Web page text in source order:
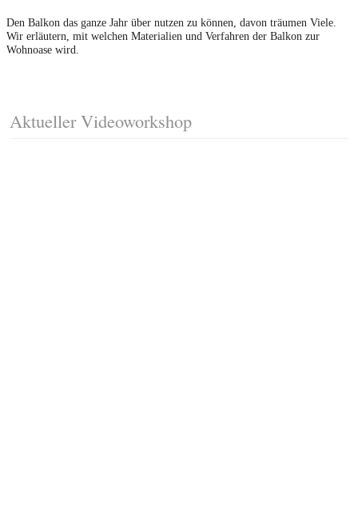
Den Balkon das ganze Jahr über nutzen zu können, davon träumen Viele.
Wir erläutern, mit welchen Materialien und Verfahren der Balkon zur
Wohnoase wird.
Aktueller Videoworkshop